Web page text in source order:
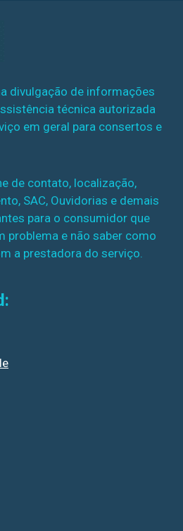
divulgação de informações
técnica autorizada
em geral para consertos e
de contato, localização,
SAC, Ouvidorias e demais
para o consumidor que
problema e não saber como
a prestadora do serviço.